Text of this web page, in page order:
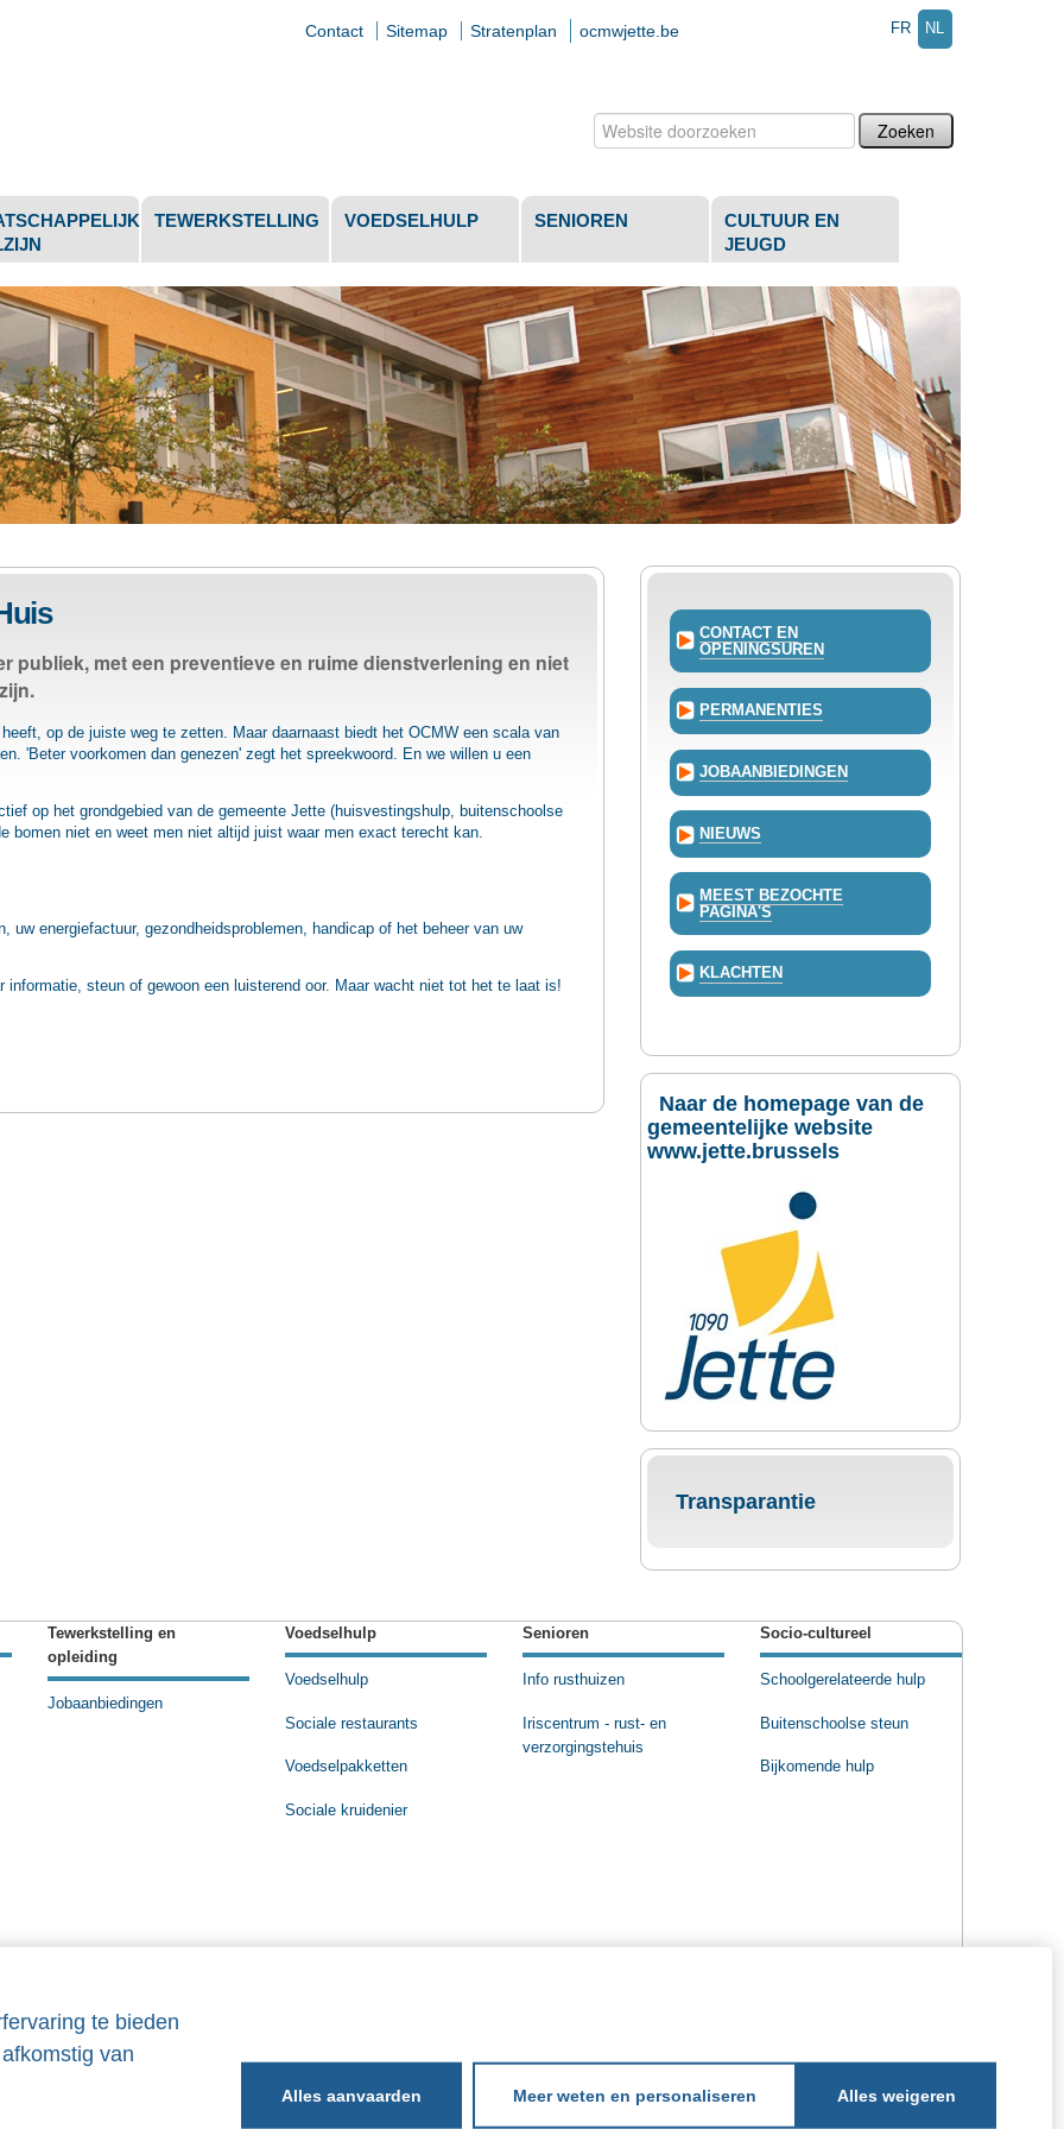
NL
FR
Contact Sitemap Stratenplan ocmwjette.be
Zoek
TEWERKSTELLING VOEDSELHULP SENIOREN
CULTUUR EN
JEUGD
publiek, met een preventieve en ruime dienstverlening en niet
op de juiste weg te zetten. Maar daarnaast biedt het OCMW een scala van
'Beter voorkomen dan genezen' zegt het spreekwoord. En we willen u een
op het grondgebied van de gemeente Jette (huisvestingshulp, buitenschoolse
bomen niet en weet men niet altijd juist waar men exact terecht kan.
energiefactuur, gezondheidsproblemen, handicap of het beheer van uw
steun of gewoon een luisterend oor. Maar wacht niet tot het te laat is!
te bieden
van
Meer weten en personaliseren
CONTACT EN
OPENINGSUREN
PERMANENTIES
JOBAANBIEDINGEN
NIEUWS
MEEST BEZOCHTE
PAGINA'S
KLACHTEN
Naar de homepage van de
gemeentelijke website
www.jette.brussels
Transparantie
Tewerkstelling en
opleiding
Jobaanbiedingen
Voedselhulp
Voedselhulp
Sociale restaurants
Voedselpakketten
Sociale kruidenier
Senioren
Info rusthuizen
Iriscentrum - rust- en
verzorgingstehuis
Socio-cultureel
Schoolgerelateerde hulp
Buitenschoolse steun
Bijkomende hulp